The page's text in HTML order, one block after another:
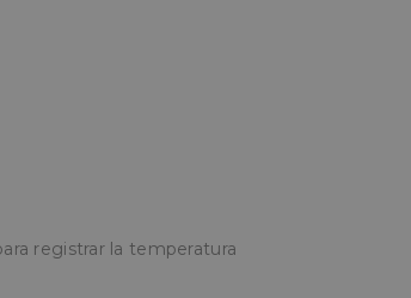
registrar la temperatura